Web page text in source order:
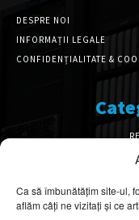
Ca să îmbunătățim site-ul,
aflăm câți ne vizitați și ce
DESPRE NOI
INFORMAȚII LEGALE
CONFIDENȚIALITATE &